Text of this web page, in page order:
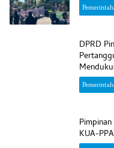
DPRD
KUA-